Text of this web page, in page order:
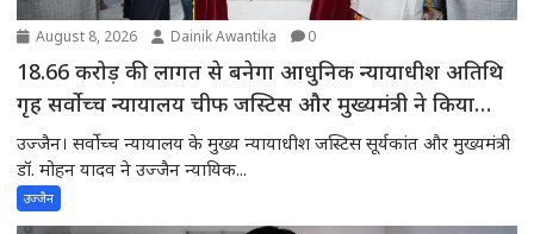
August 8, 2026 Dainik Awantika 0
18.66 करोड़ की लागत से बनेगा आधुनिक न्यायाधीश अतिथि
गृह सर्वोच्च न्यायालय चीफ जस्टिस और मुख्यमंत्री ने किया
भूमिपूजन
उज्जैन। सर्वोच्च न्यायालय के मुख्य न्यायाधीश जस्टिस सूर्यकांत और मुख्यमंत्री
डॉ. मोहन यादव ने उज्जैन न्यायिक...
उज्जैन